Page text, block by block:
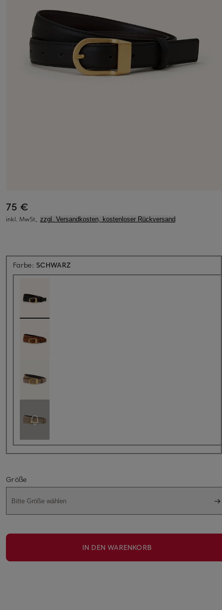
75 €
inkl. MwSt., zzgl. Versandkosten, kostenloser Rückversand
Farbe: SCHWARZ
Größe
Bitte Größe wählen
IN DEN WARENKORB